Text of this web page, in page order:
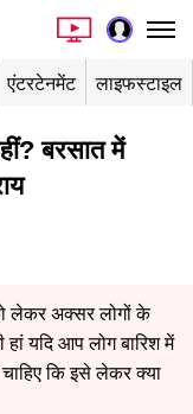
एंटरटेनमेंट लाइफस्टाइल
बरसात में
लेकर अक्सर लोगों के
यदि आप लोग बारिश में
कि इसे लेकर क्या